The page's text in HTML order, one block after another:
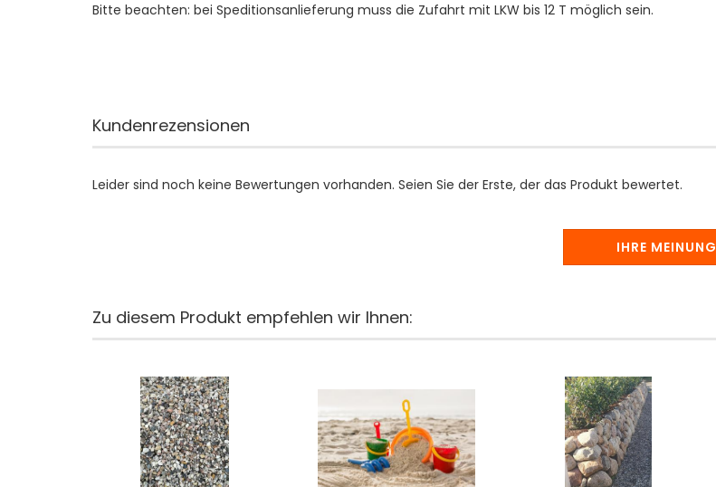
Bitte beachten: bei Speditionsanlieferung muss die Zufahrt mit LKW bis 12 T möglich sein.
Kundenrezensionen
Leider sind noch keine Bewertungen vorhanden. Seien Sie der Erste, der das Produkt bewertet.
IHRE MEINUNG
Zu diesem Produkt empfehlen wir Ihnen: